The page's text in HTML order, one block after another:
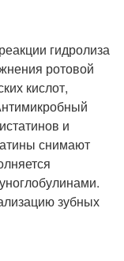
гидролиза
ротовой
кислот,
и
снимают
зубных